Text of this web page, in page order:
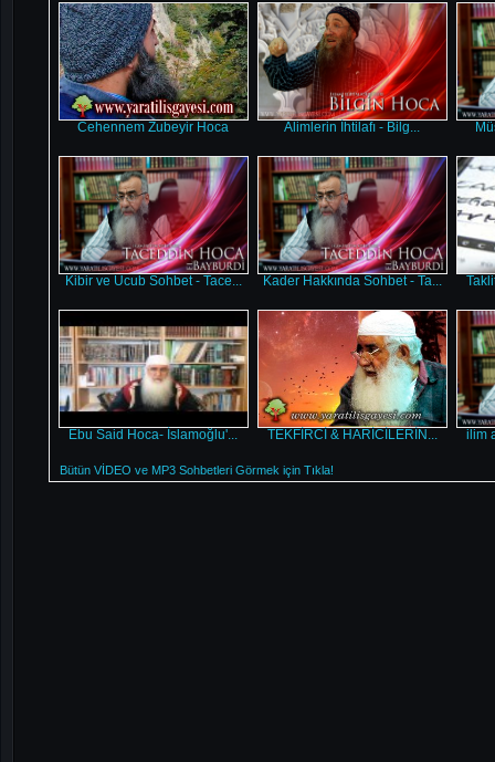
Cehennem Zubeyir Hoca Alimlerin İhtilafı - Bilg...
Kibir ve Ucub Sohbet - Tace... Kader Hakkında Sohbet - Ta...
Ebu Said Hoca- İslamoğlu'... TEKFİRCİ & HARİCİLERİN... ilim
Bütün VİDEO ve MP3 Sohbetleri Görmek için Tıkla!